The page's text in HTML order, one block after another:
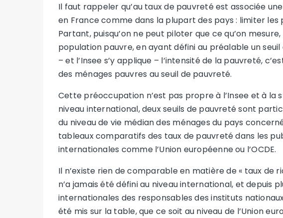
Il faut rappeler qu’au taux de pauvreté est associée
en France comme dans la plupart des pays : limiter
Partant, puisqu’on ne peut piloter que ce qu’on
population pauvre, en ayant défini au préalable un
– et l’Insee s’y applique – l’intensité de la pauvreté,
des ménages pauvres au seuil de pauvreté.
Cette préoccupation n’est pas propre à l’Insee et à la
niveau international, deux seuils de pauvreté sont
du niveau de vie médian des ménages du pays
tableaux comparatifs des taux de pauvreté dans les
internationales comme l’Union européenne ou l’OCDE.
Il n’existe rien de comparable en matière de « taux de
n’a jamais été défini au niveau international, et depuis
internationales des responsables des instituts
été mis sur la table, que ce soit au niveau de l’Union